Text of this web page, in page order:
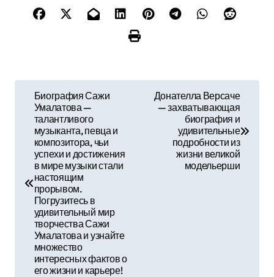
Биография Сажи
Умалатова —
талантливого
музыканта, певца и
композитора, чьи
успехи и достижения
в мире музыки стали
настоящим
прорывом.
Погрузитесь в
удивительный мир
творчества Сажи
Умалатова и узнайте
множество
интересных фактов о
его жизни и карьере!
Донателла Версаче
— захватывающая
биография и
удивительные
подробности из
жизни великой
модельерши